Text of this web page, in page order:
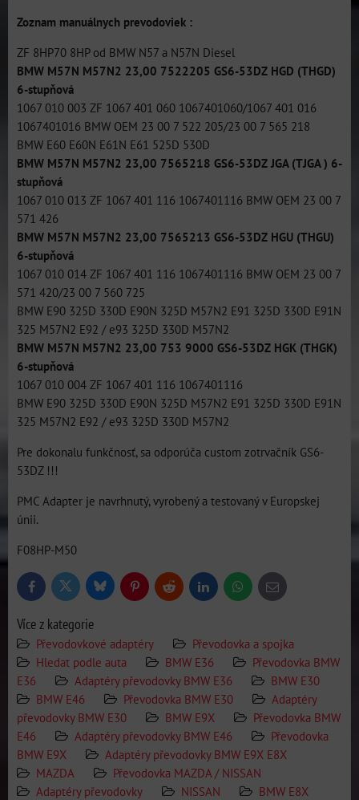
Zoznam manuálnych prevodoviek :
ZF 8HP70 8HP od BMW N57 a N57N Diesel
BMW M57N M57N2 23,00 7522205 GS6-53DZ HGD (THGD)
6-stupňová
1067 010 003 ZF 1067 401 060 1067401060/1067 401 016
1067401016 BMW OEM 23 00 7 522 205/23 00 7 565 218
BMW E60 E60N E61N E61 525D 530D
BMW M57N M57N2 23,00 7565218 GS6-53DZ JGA (TJGA ) 6-
stupňová
1067 010 013 ZF 1067 401 116 1067401116 BMW OEM 23 00 7
571 426
BMW M57N M57N2 23,00 7565213 GS6-53DZ HGU (THGU)
6-stupňová
1067 010 014 ZF 1067 401 116 1067401116 BMW OEM 23 00 7
571 420/23 00 7 560 725
BMW E90 325D 330D E90N 325D M57N2 E91 325D 330D E91N
325 M57N2 E92 / e93 325D 330D M57N2
BMW M57N M57N2 23,00 753 9000 GS6-53DZ HGK (THGK)
6-stupňová
1067 010 004 ZF 1067 401 116 1067401116
BMW E90 325D 330D E90N 325D M57N2 E91 325D 330D E91N
325 M57N2 E92 / e93 325D 330D M57N2
Pre dokonalu funkčnosť, sa odporúča custom zotrvačník GS6-
53DZ !!!
PMC Adapter je navrhnutý, vyrobený a testovaný v Europskej
únii.
F08HP-M50
FacebookTwitter BlueskyPinterestReddit LinkedInWhatsApp
E-
mail
Více z kategorie
Převodovkové adaptéry
Převodovka a spojka
Hledat podle auta
BMW E36
Převodovka BMW
E36
Adaptéry převodovky BMW E36
BMW E30
BMW E46
Převodovka BMW E30
Adaptéry
převodovky BMW E30
BMW E9X
Převodovka BMW
E46
Adaptéry převodovky BMW E46
Převodovka
BMW E9X
Adaptéry převodovky BMW E9X E8X
MAZDA
Převodovka MAZDA / NISSAN
Adaptéry převodovky
NISSAN BMW E8X